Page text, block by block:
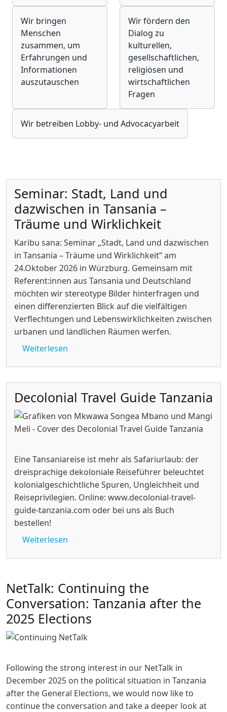
Wir bringen
Menschen
zusammen, um
Erfahrungen und
Informationen
auszutauschen
Wir fördern den
Dialog zu
kulturellen,
gesellschaftlichen,
religiösen und
wirtschaftlichen
Fragen
Wir betreiben Lobby- und Advocacyarbeit
Seminar: Stadt, Land und
dazwischen in Tansania –
Träume und Wirklichkeit
Karibu sana: Seminar „Stadt, Land und dazwischen
in Tansania – Träume und Wirklichkeit“ am
24.Oktober 2026 in Würzburg. Gemeinsam mit
Referent:innen aus Tansania und Deutschland
möchten wir stereotype Bilder hinterfragen und
einen differenzierten Blick auf die vielfältigen
Verflechtungen und Lebenswirklichkeiten zwischen
urbanen und ländlichen Räumen werfen.
Weiterlesen
Decolonial Travel Guide Tanzania
Eine Tansaniareise ist mehr als Safariurlaub: der
dreisprachige dekoloniale Reiseführer beleuchtet
kolonialgeschichtliche Spuren, Ungleichheit und
Reiseprivilegien. Online: www.decolonial-travel-
guide-tanzania.com oder bei uns als Buch
bestellen!
Weiterlesen
NetTalk: Continuing the
Conversation: Tanzania after the
2025 Elections
Following the strong interest in our NetTalk in
December 2025 on the political situation in Tanzania
after the General Elections, we would now like to
continue the conversation and take a deeper look at